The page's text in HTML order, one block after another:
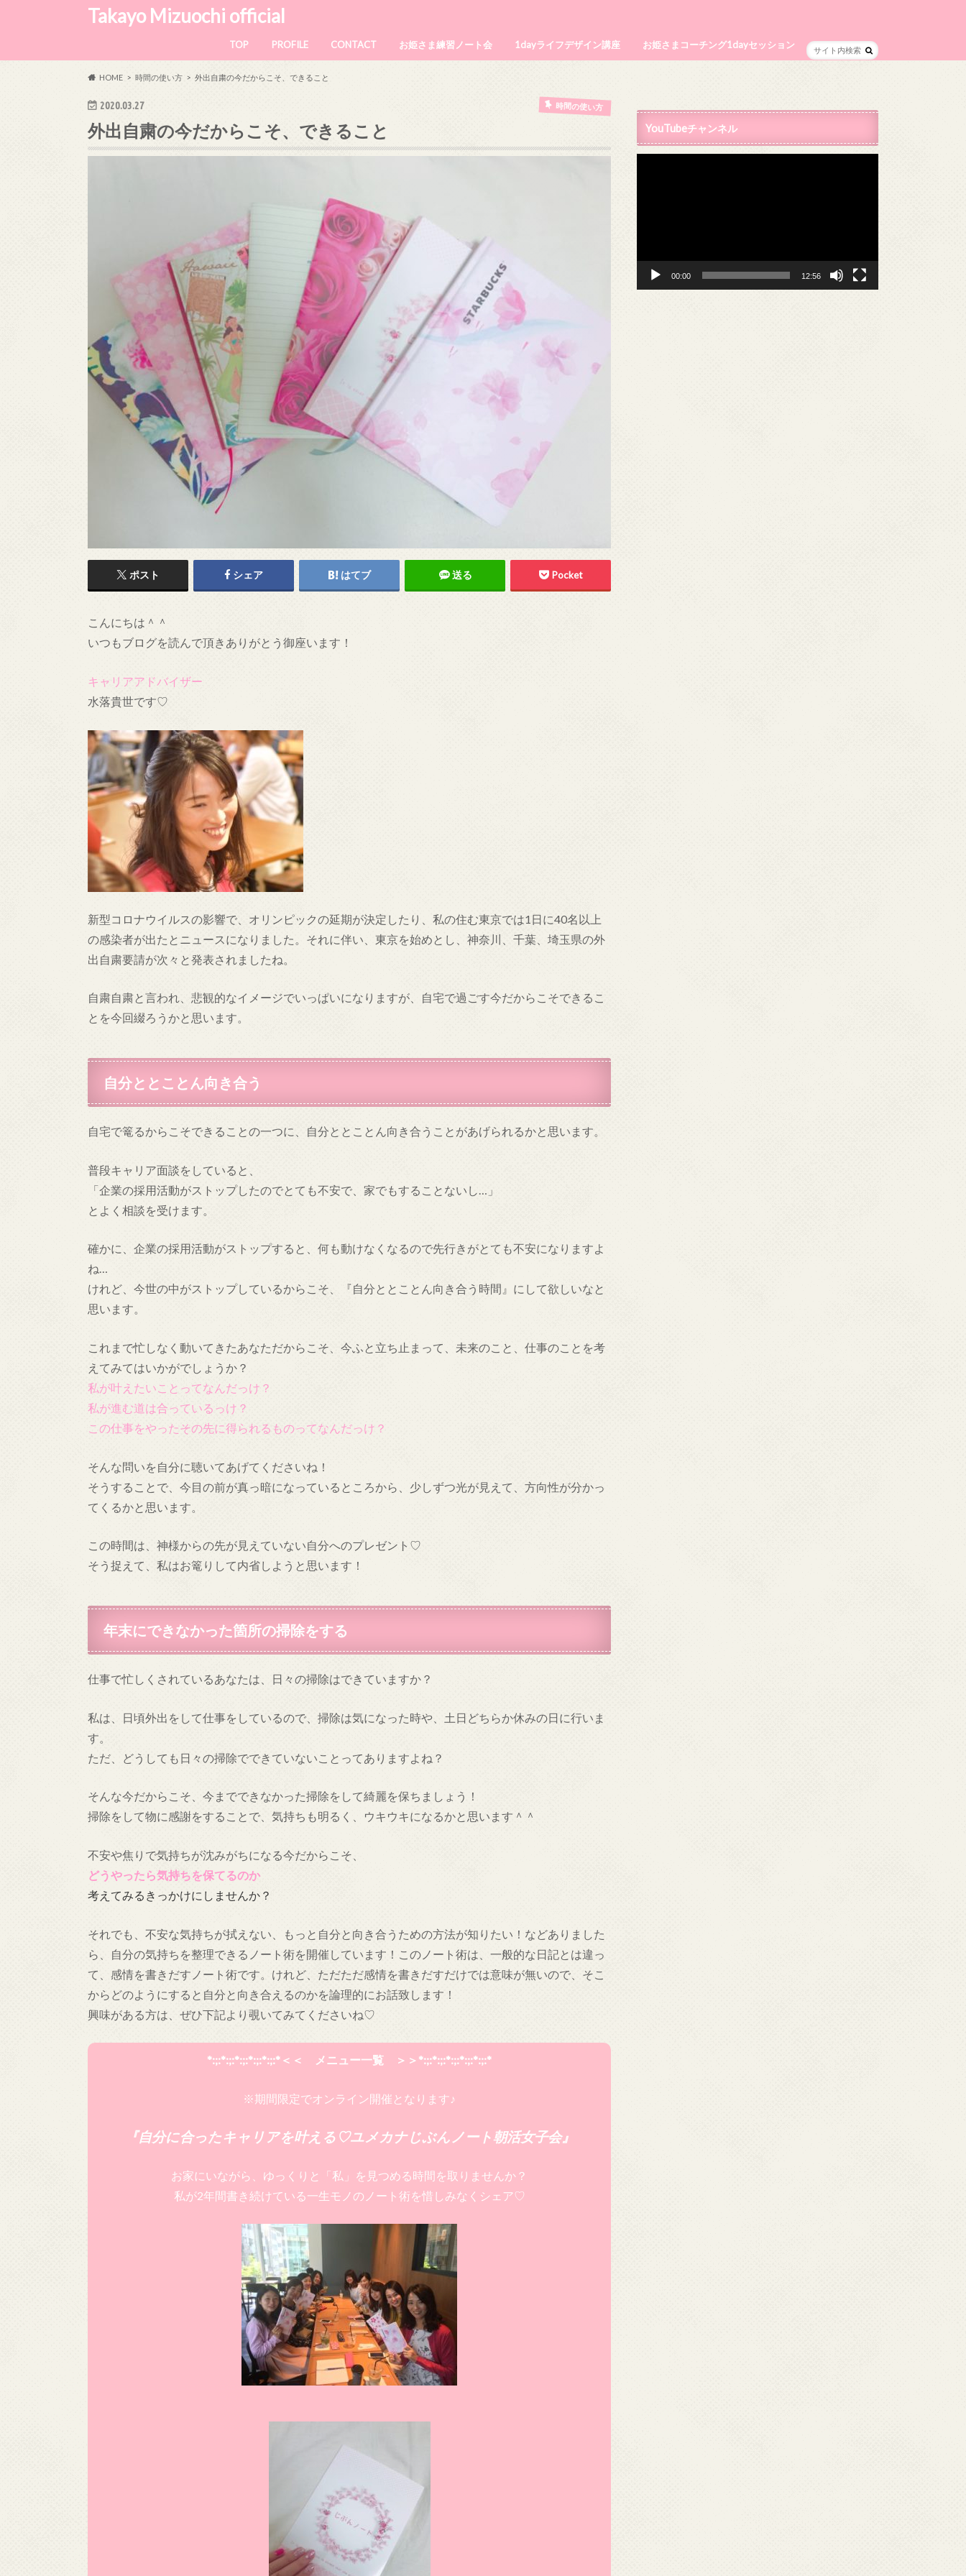
Takayo Mizuochi official
TOP PROFILE CONTACT お姫さま練習ノート会 1dayライフデザイン講座 お姫さまコーチング1dayセッション
HOME 時間の使い方 外出自粛の今だからこそ、できること
2020.03.27 時間の使い方
外出自粛の今だからこそ、できること
ポスト シェア はてブ 送る Pocket
こんにちは＾＾
いつもブログを読んで頂きありがとう御座います！
キャリアアドバイザー
水落貴世です♡
新型コロナウイルスの影響で、オリンピックの延期が決定したり、私の住む東京では1日に40名以上
の感染者が出たとニュースになりました。それに伴い、東京を始めとし、神奈川、千葉、埼玉県の外
出自粛要請が次々と発表されましたね。
自粛自粛と言われ、悲観的なイメージでいっぱいになりますが、自宅で過ごす今だからこそできるこ
とを今回綴ろうかと思います。
自分ととことん向き合う
自宅で篭るからこそできることの一つに、自分ととことん向き合うことがあげられるかと思います。
普段キャリア面談をしていると、
「企業の採用活動がストップしたのでとても不安で、家でもすることないし…」
とよく相談を受けます。
確かに、企業の採用活動がストップすると、何も動けなくなるので先行きがとても不安になりますよ
ね…
けれど、今世の中がストップしているからこそ、『自分ととことん向き合う時間』にして欲しいなと
思います。
これまで忙しなく動いてきたあなただからこそ、今ふと立ち止まって、未来のこと、仕事のことを考
えてみてはいかがでしょうか？
私が叶えたいことってなんだっけ？
私が進む道は合っているっけ？
この仕事をやったその先に得られるものってなんだっけ？
そんな問いを自分に聴いてあげてくださいね！
そうすることで、今目の前が真っ暗になっているところから、少しずつ光が見えて、方向性が分かっ
てくるかと思います。
この時間は、神様からの先が見えていない自分へのプレゼント♡
そう捉えて、私はお篭りして内省しようと思います！
年末にできなかった箇所の掃除をする
仕事で忙しくされているあなたは、日々の掃除はできていますか？
私は、日頃外出をして仕事をしているので、掃除は気になった時や、土日どちらか休みの日に行いま
す。
ただ、どうしても日々の掃除でできていないことってありますよね？
そんな今だからこそ、今までできなかった掃除をして綺麗を保ちましょう！
掃除をして物に感謝をすることで、気持ちも明るく、ウキウキになるかと思います＾＾
不安や焦りで気持ちが沈みがちになる今だからこそ、
どうやったら気持ちを保てるのか
考えてみるきっかけにしませんか？
それでも、不安な気持ちが拭えない、もっと自分と向き合うための方法が知りたい！などありました
ら、自分の気持ちを整理できるノート術を開催しています！このノート術は、一般的な日記とは違っ
て、感情を書きだすノート術です。けれど、ただただ感情を書きだすだけでは意味が無いので、そこ
からどのようにすると自分と向き合えるのかを論理的にお話致します！
興味がある方は、ぜひ下記より覗いてみてくださいね♡
*:;:*:;:*:;:*:;:*:;:*＜＜ メニュー一覧 ＞＞*:;:*:;:*:;:*:;:*:;:*
※期間限定でオンライン開催となります♪
『自分に合ったキャリアを叶える♡ユメカナじぶんノート朝活女子会』
お家にいながら、ゆっくりと「私」を見つめる時間を取りませんか？
私が2年間書き続けている一生モノのノート術を惜しみなくシェア♡
YouTubeチャンネル
00:00 12:56